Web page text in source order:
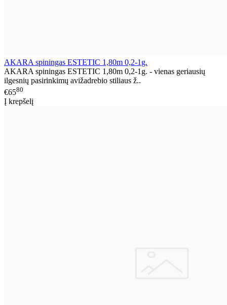
AKARA spiningas ESTETIC 1,80m 0,2-1g.
AKARA spiningas ESTETIC 1,80m 0,2-1g. - vienas geriausių
ilgesnių pasirinkimų avižadrebio stiliaus ž..
€6580
Į krepšelį